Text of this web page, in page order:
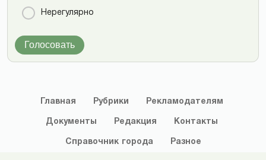
Нерегулярно
Голосовать
Главная Рубрики Рекламодателям
Документы Редакция Контакты
Справочник города Разное